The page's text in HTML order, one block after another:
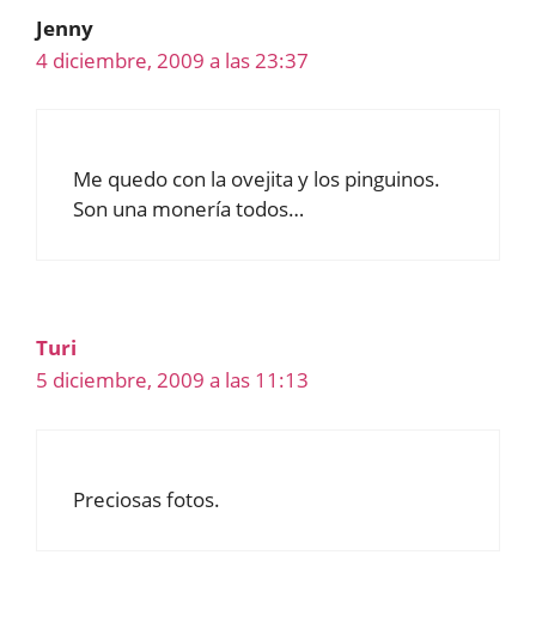
Jenny
4 diciembre, 2009 a las 23:37
Me quedo con la ovejita y los pinguinos.
Son una monería todos…
Turi
5 diciembre, 2009 a las 11:13
Preciosas fotos.